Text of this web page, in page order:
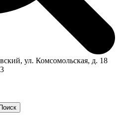
ул. Комсомольская, д. 18
Поиск